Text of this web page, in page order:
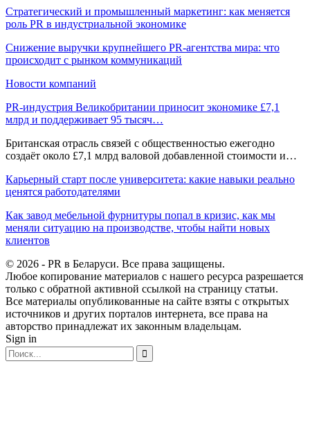
Стратегический и промышленный маркетинг: как меняется
роль PR в индустриальной экономике
Снижение выручки крупнейшего PR-агентства мира: что
происходит с рынком коммуникаций
Новости компаний
PR-индустрия Великобритании приносит экономике £7,1
млрд и поддерживает 95 тысяч…
Британская отрасль связей с общественностью ежегодно
создаёт около £7,1 млрд валовой добавленной стоимости и…
Карьерный старт после университета: какие навыки реально
ценятся работодателями
Как завод мебельной фурнитуры попал в кризис, как мы
меняли ситуацию на производстве, чтобы найти новых
клиентов
© 2026 - PR в Беларуси. Все права защищены.
Любое копирование материалов с нашего ресурса разрешается
только с обратной активной ссылкой на страницу статьи.
Все материалы опубликованные на сайте взяты с открытых
источников и других порталов интернета, все права на
авторство принадлежат их законным владельцам.
Sign in